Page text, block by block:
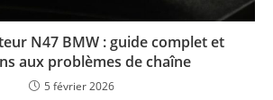
N47 BMW : guide complet et
aux problèmes de chaîne
5 février 2026